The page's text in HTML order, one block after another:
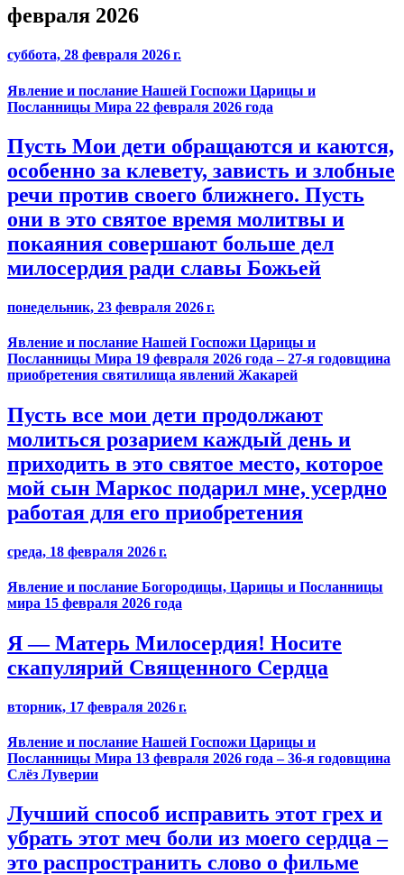
февраля 2026
суббота, 28 февраля 2026 г.
Явление и послание Нашей Госпожи Царицы и
Посланницы Мира 22 февраля 2026 года
Пусть Мои дети обращаются и каются,
особенно за клевету, зависть и злобные
речи против своего ближнего. Пусть
они в это святое время молитвы и
покаяния совершают больше дел
милосердия ради славы Божьей
понедельник, 23 февраля 2026 г.
Явление и послание Нашей Госпожи Царицы и
Посланницы Мира 19 февраля 2026 года – 27-я годовщина
приобретения святилища явлений Жакарей
Пусть все мои дети продолжают
молиться розарием каждый день и
приходить в это святое место, которое
мой сын Маркос подарил мне, усердно
работая для его приобретения
среда, 18 февраля 2026 г.
Явление и послание Богородицы, Царицы и Посланницы
мира 15 февраля 2026 года
Я — Матерь Милосердия! Носите
скапулярий Священного Сердца
вторник, 17 февраля 2026 г.
Явление и послание Нашей Госпожи Царицы и
Посланницы Мира 13 февраля 2026 года – 36-я годовщина
Слёз Луверии
Лучший способ исправить этот грех и
убрать этот меч боли из моего сердца –
это распространить слово о фильме